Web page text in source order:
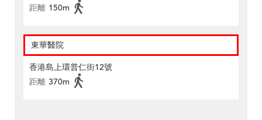
距離 150m
東華醫院
香港島上環普仁街12號
距離 370m